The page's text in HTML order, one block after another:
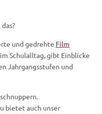
und gedrehte Film
Schulalltag, gibt Einblicke
Jahrgangsstufen und
bietet auch unser